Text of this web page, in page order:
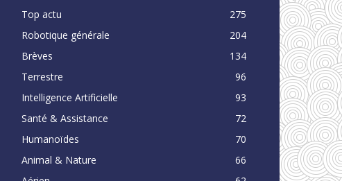
Top actu
275
Robotique générale
204
Brèves
134
Terrestre
96
Intelligence Artificielle
93
Santé & Assistance
72
Humanoïdes
70
Animal & Nature
66